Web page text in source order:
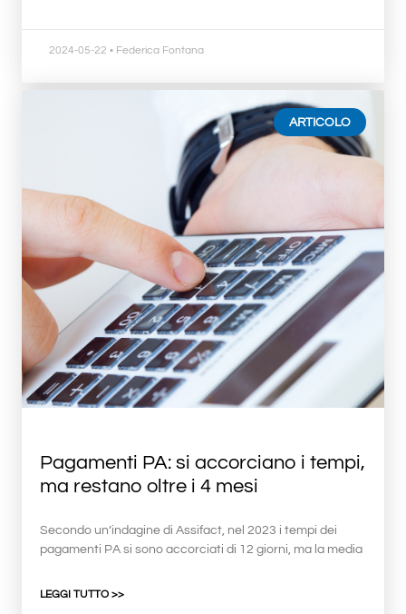
2024-05-22 • Federica Fontana
Pagamenti PA: si accorciano i tempi,
ma restano oltre i 4 mesi
Secondo un’indagine di Assifact, nel 2023 i tempi dei
pagamenti PA si sono accorciati di 12 giorni, ma la media
LEGGI TUTTO >>
ARTICOLO